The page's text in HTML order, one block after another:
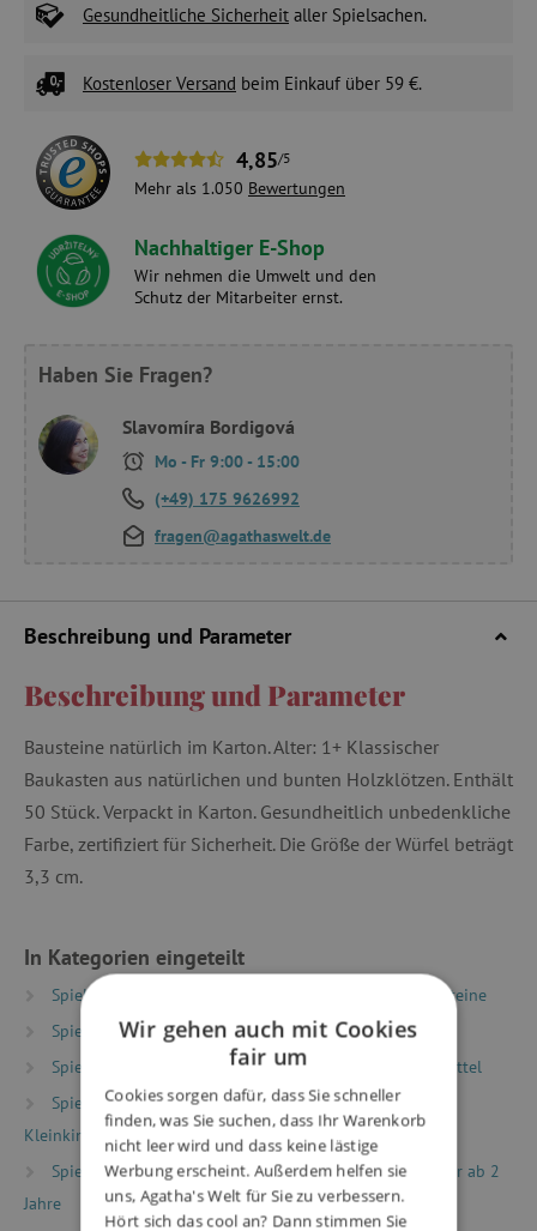
Gesundheitliche Sicherheit aller Spielsachen.
Kostenloser Versand beim Einkauf über 59 €.
4,85/5
Mehr als 1.050 Bewertungen
Nachhaltiger E-Shop
Wir nehmen die Umwelt und den
Schutz der Mitarbeiter ernst.
Haben Sie Fragen?
Slavomíra Bordigová
Mo - Fr 9:00 - 15:00
(+49) 175 9626992
fragen@agathaswelt.de
Beschreibung und Parameter
Beschreibung und Parameter
Bausteine natürlich im Karton. Alter: 1+ Klassischer
Baukasten aus natürlichen und bunten Holzklötzen. Enthält
50 Stück. Verpackt in Karton. Gesundheitlich unbedenkliche
Farbe, zertifiziert für Sicherheit. Die Größe der Würfel beträgt
3,3 cm.
In Kategorien eingeteilt
Spielzeug nach Typ
Holzbausteine
Spielzeug nach Typ
Montessori Spielzeug
Spielzeug nach Typ
Waldorf Spielzeug und Hilfsmittel
Spielzeug nach Alter
Spiele und Spielzeug für
Kleinkinder
Spielzeug nach Alter
Spiele & Spielzeug für Kinder ab 2
Jahre
Wir gehen auch mit Cookies
fair um
Cookies sorgen dafür, dass Sie schneller
finden, was Sie suchen, dass Ihr Warenkorb
nicht leer wird und dass keine lästige
Werbung erscheint. Außerdem helfen sie
uns, Agatha's Welt für Sie zu verbessern.
Hört sich das cool an? Dann stimmen Sie